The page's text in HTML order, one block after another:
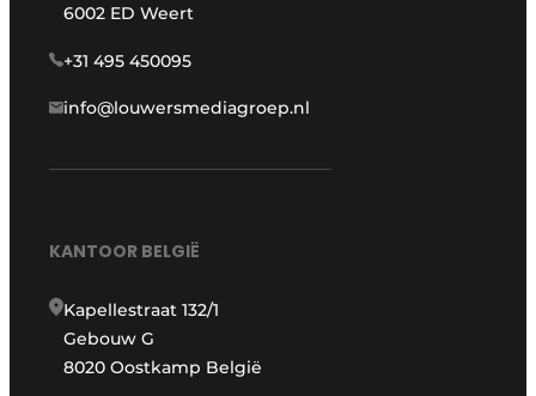
6002 ED Weert
+31 495 450095
info@louwersmediagroep.nl
KANTOOR BELGIË
Kapellestraat 132/1
Gebouw G
8020 Oostkamp België